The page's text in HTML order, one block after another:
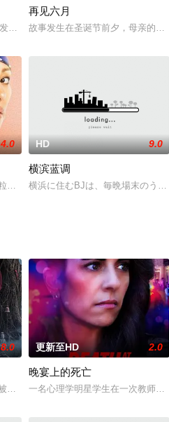
大年饰）却
航海经历之后，回到巴格达准备继承一
生在澳门，科学家的妻子死于凶案，他
再见六月
故事发生在圣诞节前夕，母亲的
汤姆不忍Manjhi)在痛失爱妻后
4.0
为“金星”的天然珍珠被盗。这粒“金星”
HD 9.0
横滨蓝调
横浜に住むBJは、毎晩場末のう
威胁
人猿，能模仿人言诱杀村民。少年水生
8.0
湖中“水猴子”所扰。此物实为濒危水栖
更新至HD 2.0
晚宴上的死亡
一名心理学明星学生在一次教师派